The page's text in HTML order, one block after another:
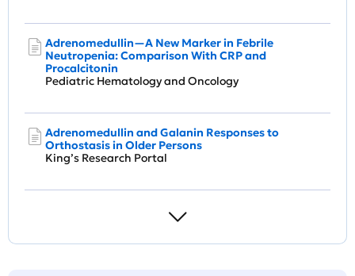
Adrenomedullin—A New Marker in Febrile
Neutropenia: Comparison With CRP and
Procalcitonin
Pediatric Hematology and Oncology
Adrenomedullin and Galanin Responses to
Orthostasis in Older Persons
King’s Research Portal